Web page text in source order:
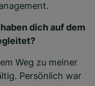
dich auf dem
Weg zu meiner
Persönlich war